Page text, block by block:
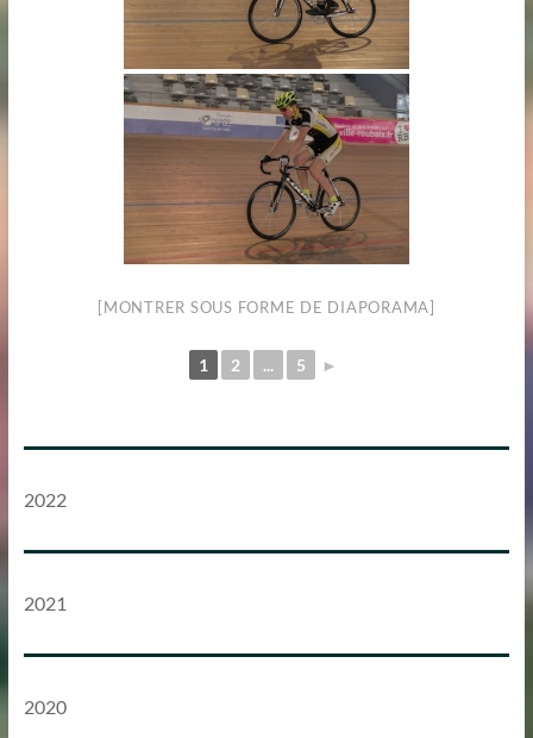
[MONTRER SOUS FORME DE DIAPORAMA]
1 2 ... 5 ►
2022
2021
2020